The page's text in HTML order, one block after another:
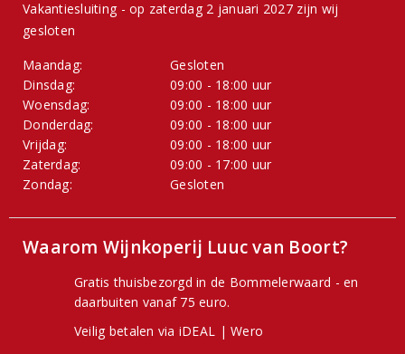
Vakantiesluiting - op zaterdag 2 januari 2027 zijn wij
gesloten
Maandag:
Gesloten
Dinsdag:
09:00 - 18:00 uur
Woensdag:
09:00 - 18:00 uur
Donderdag:
09:00 - 18:00 uur
Vrijdag:
09:00 - 18:00 uur
Zaterdag:
09:00 - 17:00 uur
Zondag:
Gesloten
Waarom Wijnkoperij Luuc van Boort?
Gratis thuisbezorgd in de Bommelerwaard - en
daarbuiten vanaf 75 euro.
Veilig betalen via iDEAL | Wero